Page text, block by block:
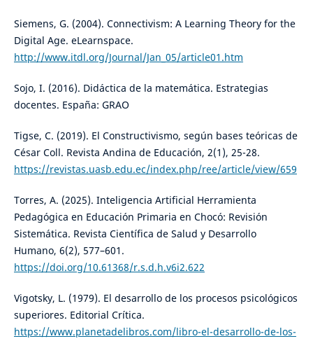
Siemens, G. (2004). Connectivism: A Learning Theory for the
Digital Age. eLearnspace.
http://www.itdl.org/Journal/Jan_05/article01.htm
Sojo, I. (2016). Didáctica de la matemática. Estrategias
docentes. España: GRAO
Tigse, C. (2019). El Constructivismo, según bases teóricas de
César Coll. Revista Andina de Educación, 2(1), 25-28.
https://revistas.uasb.edu.ec/index.php/ree/article/view/659
Torres, A. (2025). Inteligencia Artificial Herramienta
Pedagógica en Educación Primaria en Chocó: Revisión
Sistemática. Revista Científica de Salud y Desarrollo
Humano, 6(2), 577–601.
https://doi.org/10.61368/r.s.d.h.v6i2.622
Vigotsky, L. (1979). El desarrollo de los procesos psicológicos
superiores. Editorial Crítica.
https://www.planetadelibros.com/libro-el-desarrollo-de-los-